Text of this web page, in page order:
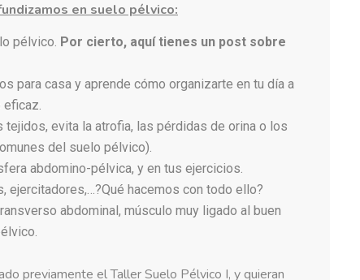
en suelo pélvico:
pélvico. Por cierto, aquí tienes un post sobre
para casa y aprende cómo organizarte en tu día a
eficaz.
tejidos, evita la atrofia, las pérdidas de orina o los
del suelo pélvico).
abdomino-pélvica, y en tus ejercicios.
ejercitadores,…?Qué hacemos con todo ello?
abdominal, músculo muy ligado al buen
previamente el Taller Suelo Pélvico I, y quieran